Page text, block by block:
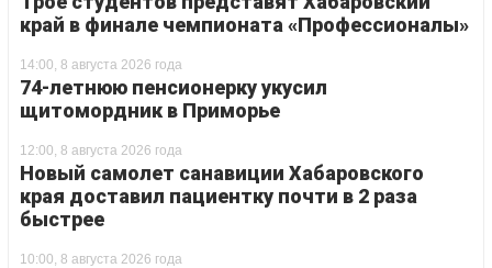
край в финале чемпионата «Профессионалы»
14:00, 8 августа 2026 года
74-летнюю пенсионерку укусил
щитомордник в Приморье
12:00, 8 августа 2026 года
Новый самолет санавиции Хабаровского
края доставил пациентку почти в 2 раза
быстрее
10:00, 8 августа 2026 года